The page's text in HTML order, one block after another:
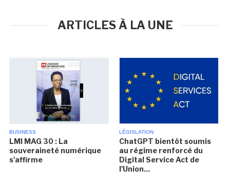
ARTICLES À LA UNE
BUSINESS
LMI MAG 30 : La
souveraineté numérique
s'affirme
LÉGISLATION
ChatGPT bientôt soumis
au régime renforcé du
Digital Service Act de
l'Union...